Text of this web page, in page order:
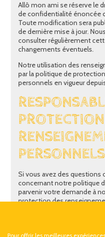
Pour offrir les meilleures
Allô mon ami se réserve le
de confidentialité énoncée
Toute modification sera
de dernière mise à jour.
consulter régulièrement
changements éventuels.
Notre utilisation des
par la politique de
personnels en vigueur
PERSONNELS
Si vous avez des questions
concernant notre politique
parvenir votre demande à
protection des